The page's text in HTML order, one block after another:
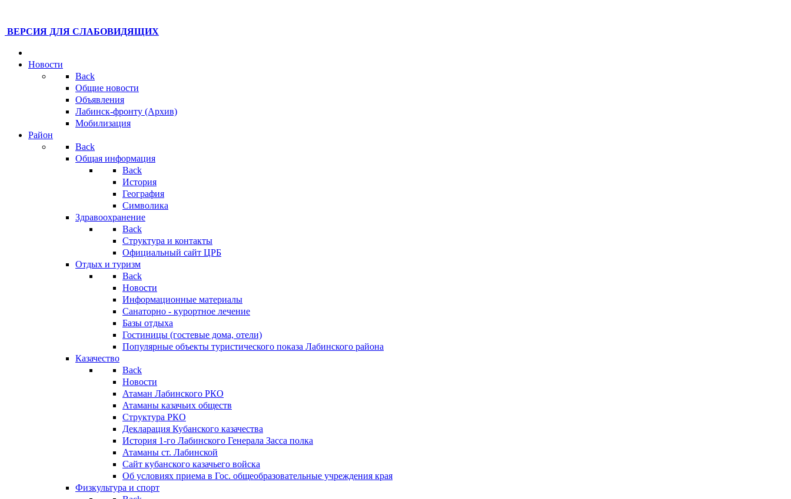
ВЕРСИЯ ДЛЯ СЛАБОВИДЯЩИХ
Новости
Back
Общие новости
Объявления
Лабинск-фронту (Архив)
Мобилизация
Район
Back
Общая информация
Back
История
География
Символика
Здравоохранение
Back
Структура и контакты
Официальный сайт ЦРБ
Отдых и туризм
Back
Новости
Информационные материалы
Санаторно - курортное лечение
Базы отдыха
Гостиницы (гостевые дома, отели)
Популярные объекты туристического показа Лабинского района
Казачество
Back
Новости
Атаман Лабинского РКО
Атаманы казачьих обществ
Структура РКО
Декларация Кубанского казачества
История 1-го Лабинского Генерала Засса полка
Атаманы ст. Лабинской
Cайт кубанского казачьего войска
Об условиях приема в Гос. общеобразовательные учреждения края
Физкультура и спорт